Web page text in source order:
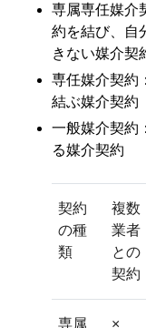
専属専任媒介
約を結び、自
きない媒介契
専任媒介契約
結ぶ媒介契約
一般媒介契約
る媒介契約
契約
の種
類
複数
業者
との
契約
専属
×